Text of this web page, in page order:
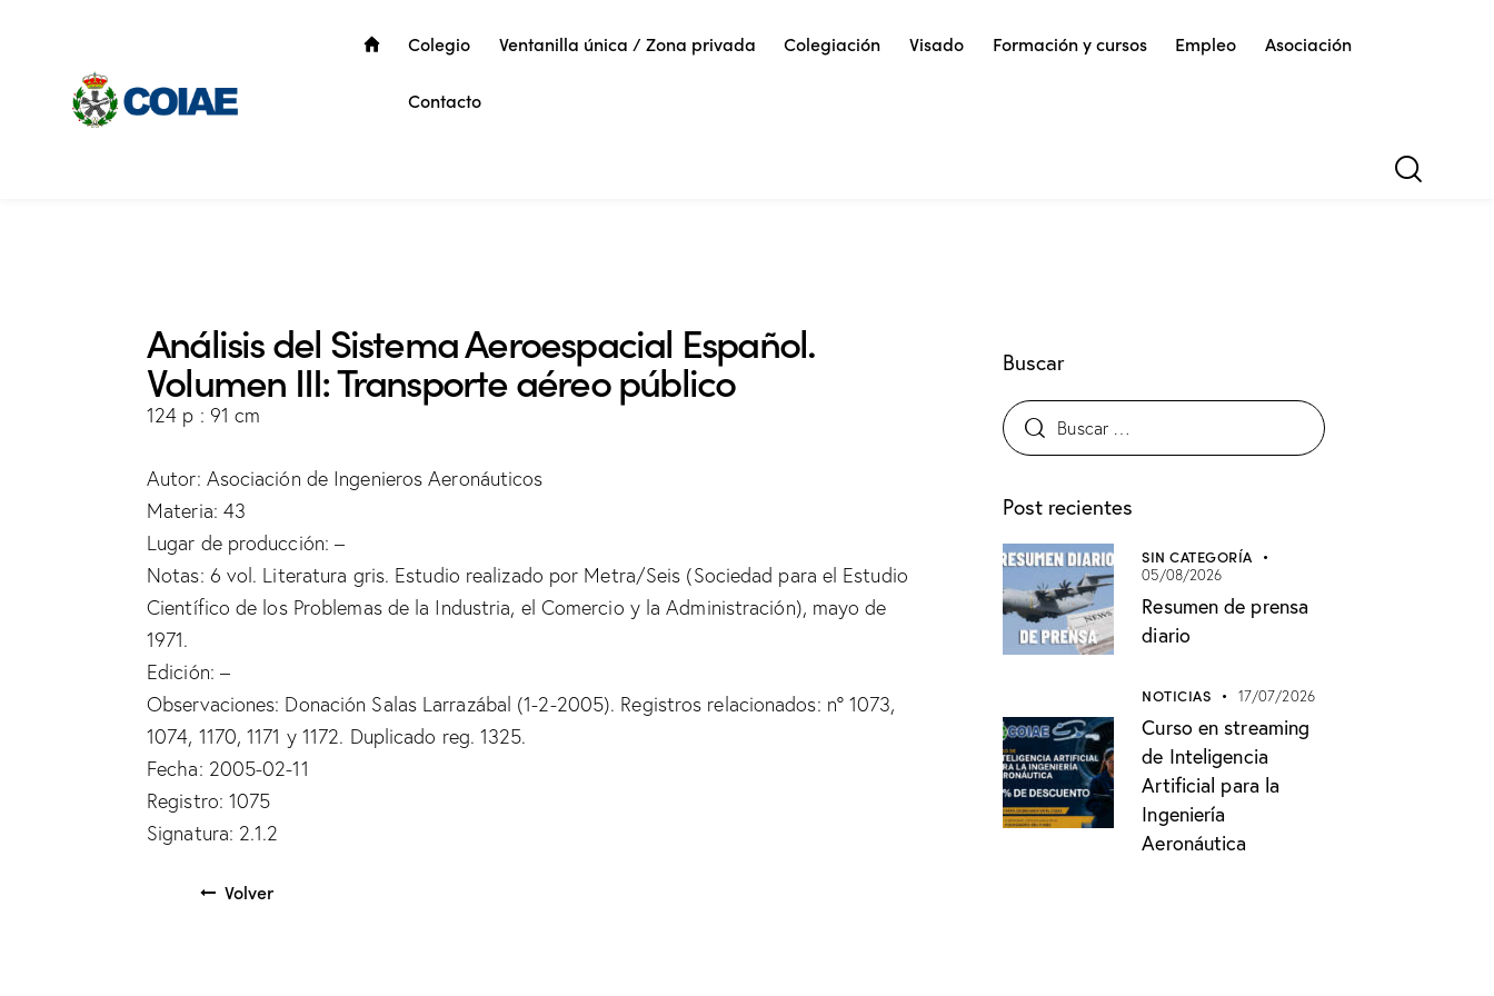
Colegio Ventanilla única / Zona privada Colegiación Visado Formación y cursos Empleo Asociación
Contacto
Análisis del Sistema Aeroespacial Español.
Volumen III: Transporte aéreo público
124 p : 91 cm
Autor: Asociación de Ingenieros Aeronáuticos
Materia: 43
Lugar de producción: –
Notas: 6 vol. Literatura gris. Estudio realizado por Metra/Seis (Sociedad para el Estudio
Científico de los Problemas de la Industria, el Comercio y la Administración), mayo de
1971.
Edición: –
Observaciones: Donación Salas Larrazábal (1-2-2005). Registros relacionados: nº 1073,
1074, 1170, 1171 y 1172. Duplicado reg. 1325.
Fecha: 2005-02-11
Registro: 1075
Signatura: 2.1.2
Volver
Buscar
Post recientes
SIN CATEGORÍA
05/08/2026
Resumen de prensa
diario
NOTICIAS 17/07/2026
Curso en streaming
de Inteligencia
Artificial para la
Ingeniería
Aeronáutica